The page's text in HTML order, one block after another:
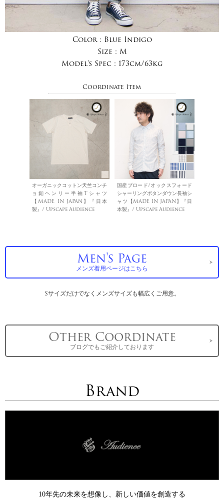
Color : Blue Indigo
Size : M
Model's Spec : 173cm/63kg
Coordinate Item
オーガニックコットン天竺コンチ
ョ釦ヘンリー半袖Tシャツ
【MADE IN JAPAN】『日本
製』/ Upscape Audience
国産ブロード/オックスフォード
シャーリングボタンダウン長袖シ
ャツ【MADE IN JAPAN】『日
本製』/ Upscape Audience
Men's Page
メンズ着用ページはこちら
Sサイズだけでなくメンズサイズも幅広くご用意。
Other Coordinate
ブログでもご紹介しております
Brand
10年先の未来を想像し、新しい価値を創造する